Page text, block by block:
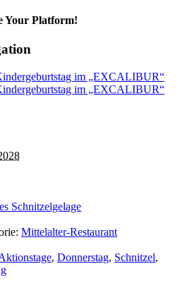
Your Platform!
im „EXCALIBUR“
im „EXCALIBUR“
Schnitzelgelage
Mittelalter-Restaurant
, Donnerstag, Schnitzel,